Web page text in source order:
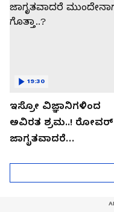
ಇಸ್ರೋ ವಿಜ್ಞಾನಿಗಳಿಂದ
ಅವಿರತ ಶ್ರಮ..! ರೋವರ್
ಜಾಗೃತವಾದರೆ
19:30